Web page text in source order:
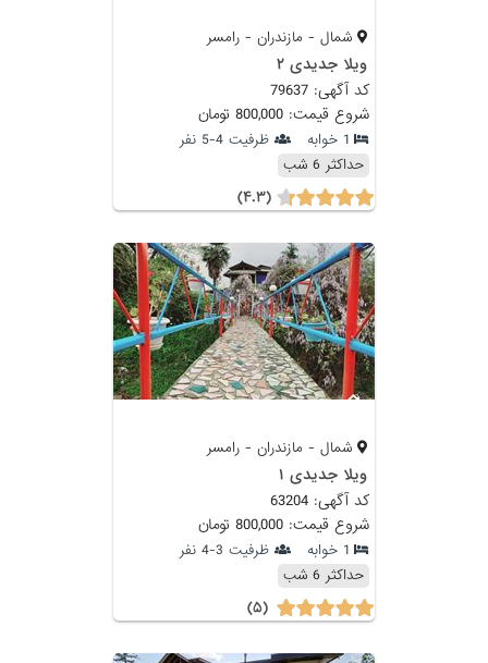
شمال - مازندران - رامسر
ویلا جدیدی ۲
کد آگهی: 79637
شروع قیمت: 800,000 تومان
1 خوابه
ظرفیت 4-5 نفر
حداکثر 6 شب
(۴.۳)
شمال - مازندران - رامسر
ویلا جدیدی ۱
کد آگهی: 63204
شروع قیمت: 800,000 تومان
1 خوابه
ظرفیت 3-4 نفر
حداکثر 6 شب
(۵)